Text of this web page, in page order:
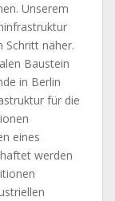
Unserem
Schritt näher.
Baustein
in Berlin
für die
eines
werden